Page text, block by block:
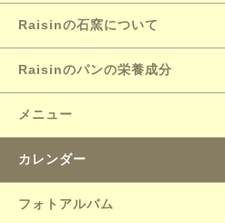
Raisinの石窯について
Raisinのパンの栄養成分
メニュー
カレンダー
フォトアルバム